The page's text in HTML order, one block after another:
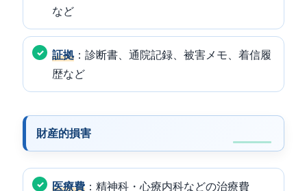
など
証拠 ：診断書、通院記録、被害メモ、着信履
歴など
財産的損害
医療費 ：精神科・心療内科などの治療費